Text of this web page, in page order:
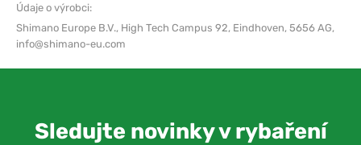
Údaje o výrobci:
Shimano Europe B.V., High Tech Campus 92, Eindhoven, 5656 AG,
info@shimano-eu.com
Sledujte novinky v rybaření